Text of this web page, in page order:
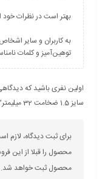
به کاربران و سایر
توهین‌آمیز و کلمات
سایز 1.5 ضخامت 32 میلیمتر”
برای ثبت دیدگاه، لازم
محصول را قبلا از این
محصول ثبت خواهد شد.